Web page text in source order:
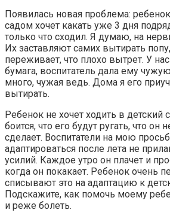
Появилась новая проблема:
садом хочет какать уже 3 дня
только что сходил. Я думаю, на
Их заставляют самих вытирать
переживает, что плохо вытрет. У
бумага, воспитатель дала ему
много, чужая ведь. Дома я его
вытирать.
Ребенок не хочет ходить в детский
боится, что его будут ругать, что он
сделает. Воспитатели на мою
адаптироваться после лета не
усилий. Каждое утро он плачет и
когда он покакает. Ребенок очень
списывают это на адаптацию к
Подскажите, как помочь моему
и реже болеть.